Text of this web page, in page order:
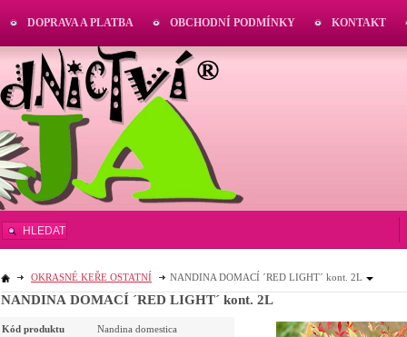
OKRASNÉ KEŘE OSTATNÍ NANDINA DOMACÍ ´RED LIGHT´ kont. 2L
NANDINA DOMACÍ ´RED LIGHT´ kont. 2L
Kód produktu Nandina domestica
DOPRAVA A PLATBA OBCHODNÍ PODMÍNKY KONTAKT
HLEDAT